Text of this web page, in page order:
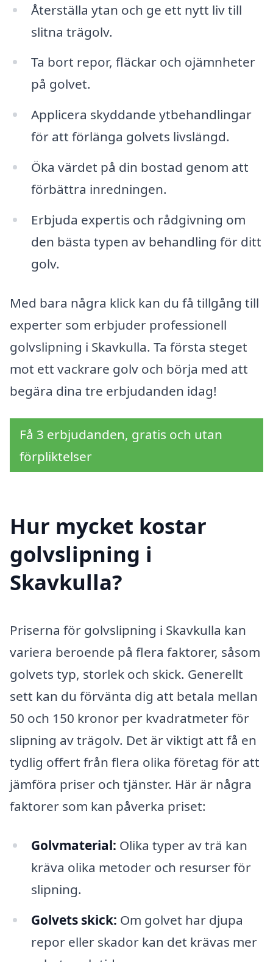
Återställa ytan och ge ett nytt liv till
slitna trägolv.
Ta bort repor, fläckar och ojämnheter
på golvet.
Applicera skyddande ytbehandlingar
för att förlänga golvets livslängd.
Öka värdet på din bostad genom att
förbättra inredningen.
Erbjuda expertis och rådgivning om
den bästa typen av behandling för ditt
golv.
Med bara några klick kan du få tillgång till
experter som erbjuder professionell
golvslipning i Skavkulla. Ta första steget
mot ett vackrare golv och börja med att
begära dina tre erbjudanden idag!
Få 3 erbjudanden, gratis och utan
förpliktelser
Hur mycket kostar
golvslipning i
Skavkulla?
Priserna för golvslipning i Skavkulla kan
variera beroende på flera faktorer, såsom
golvets typ, storlek och skick. Generellt
sett kan du förvänta dig att betala mellan
50 och 150 kronor per kvadratmeter för
slipning av trägolv. Det är viktigt att få en
tydlig offert från flera olika företag för att
jämföra priser och tjänster. Här är några
faktorer som kan påverka priset:
Golvmaterial: Olika typer av trä kan
kräva olika metoder och resurser för
slipning.
Golvets skick: Om golvet har djupa
repor eller skador kan det krävas mer